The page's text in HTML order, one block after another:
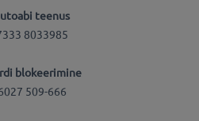
teenus
8033985
blokeerimine
509-666